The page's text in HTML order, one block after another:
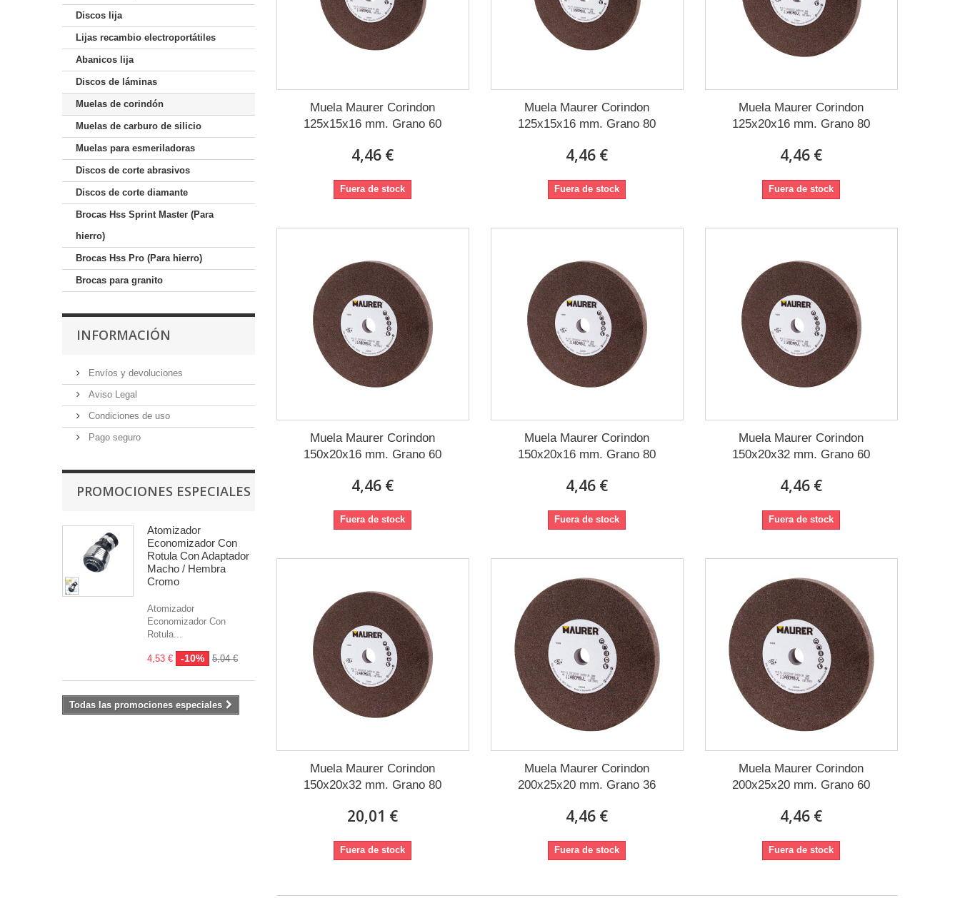
Discos lija
Lijas recambio electroportátiles
Abanicos lija
Discos de láminas
Muelas de corindón
Muelas de carburo de silicio
Muelas para esmeriladoras
Discos de corte abrasivos
Discos de corte diamante
Brocas Hss Sprint Master (Para
hierro)
Brocas Hss Pro (Para hierro)
Brocas para granito
INFORMACIÓN
Envíos y devoluciones
Aviso Legal
Condiciones de uso
Pago seguro
PROMOCIONES ESPECIALES
Atomizador
Economizador Con
Rotula Con Adaptador
Macho / Hembra
Cromo
Atomizador
Economizador Con
Rotula...
4,53 € -10% 5,04 €
Todas las promociones especiales
Muela Maurer Corindon
125x15x16 mm. Grano 60
4,46 €
Fuera de stock
Muela Maurer Corindon
125x15x16 mm. Grano 80
4,46 €
Fuera de stock
Muela Maurer Corindon
125x20x16 mm. Grano 80
4,46 €
Fuera de stock
Muela Maurer Corindon
150x20x16 mm. Grano 60
4,46 €
Fuera de stock
Muela Maurer Corindon
150x20x16 mm. Grano 80
4,46 €
Fuera de stock
Muela Maurer Corindon
150x20x32 mm. Grano 60
4,46 €
Fuera de stock
Muela Maurer Corindon
150x20x32 mm. Grano 80
20,01 €
Fuera de stock
Muela Maurer Corindon
200x25x20 mm. Grano 36
4,46 €
Fuera de stock
Muela Maurer Corindon
200x25x20 mm. Grano 60
4,46 €
Fuera de stock